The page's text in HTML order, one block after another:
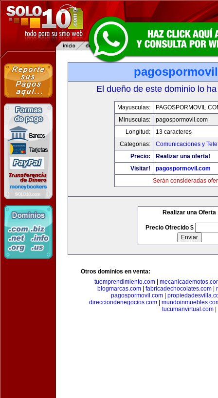
El dueño de este dominio lo
Mayusculas:
Minusculas:
pagospormovil.com
Longitud:
13 caracteres
Categorias:
Comunicaciones y
Precio:
Realizar una oferta!
Visitar!
pagospormovil.com
Serán consideradas
Realizar una Oferta
Precio Ofrecido $
Otros dominios en venta:
tuemprendimiento.com
blogmarcas.com
fabricadechocolates.com
pagospormovil.com
direcciondenegocios.com
tucumanvirtual.com